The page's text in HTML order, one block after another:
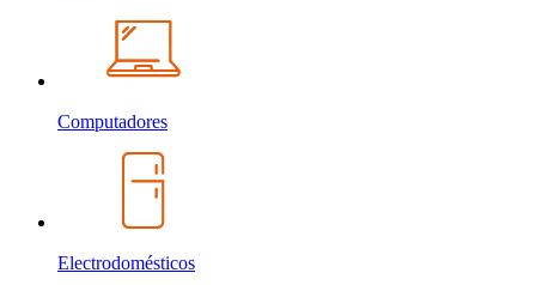
Computadores
Electrodomésticos